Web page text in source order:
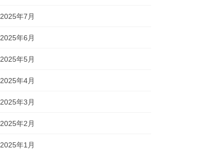
2025年7月
2025年6月
2025年5月
2025年4月
2025年3月
2025年2月
2025年1月